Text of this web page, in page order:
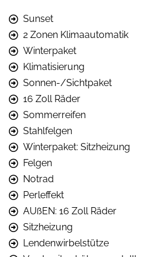
Sunset
2 Zonen Klimaautomatik
Winterpaket
Klimatisierung
Sonnen-/Sichtpaket
16 Zoll Räder
Sommerreifen
Stahlfelgen
Winterpaket: Sitzheizung
Felgen
Notrad
Perleffekt
AUßEN: 16 Zoll Räder
Sitzheizung
Lendenwirbelstütze